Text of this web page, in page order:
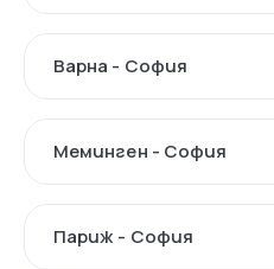
Варна - София
Меминген - София
Париж - София